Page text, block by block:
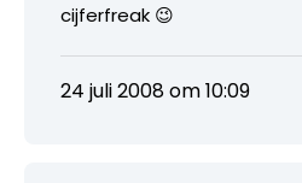
cijferfreak 😉
24 juli 2008 om 10:09